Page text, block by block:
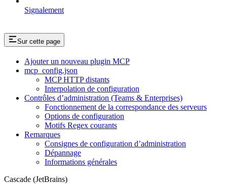
Signalement
Sur cette page
Ajouter un nouveau plugin MCP
mcp_config.json
MCP HTTP distants
Interpolation de configuration
Contrôles d’administration (Teams & Enterprises)
Fonctionnement de la correspondance des serveurs
Options de configuration
Motifs Regex courants
Remarques
Consignes de configuration d’administration
Dépannage
Informations générales
Cascade (JetBrains)